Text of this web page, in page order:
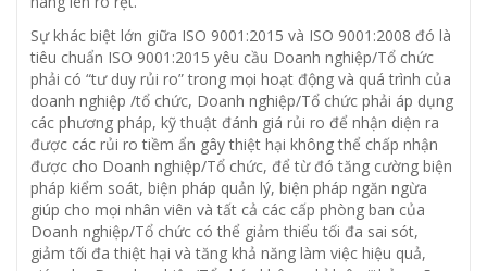
Sự khác biệt lớn giữa ISO 9001:2015 và ISO 9001:2008 đó là
tiêu chuẩn ISO 9001:2015 yêu cầu Doanh nghiệp/Tổ chức
phải có “tư duy rủi ro” trong mọi hoạt động và quá trình của
doanh nghiệp /tổ chức, Doanh nghiệp/Tổ chức phải áp dụng
các phương pháp, kỹ thuật đánh giá rủi ro để nhận diện ra
được các rủi ro tiềm ẩn gây thiệt hại không thể chấp nhận
được cho Doanh nghiệp/Tổ chức, để từ đó tăng cường biện
pháp kiểm soát, biện pháp quản lý, biện pháp ngăn ngừa
giúp cho mọi nhân viên và tất cả các cấp phòng ban của
Doanh nghiệp/Tổ chức có thể giảm thiểu tối đa sai sót,
giảm tối đa thiệt hại và tăng khả năng làm việc hiệu quả,